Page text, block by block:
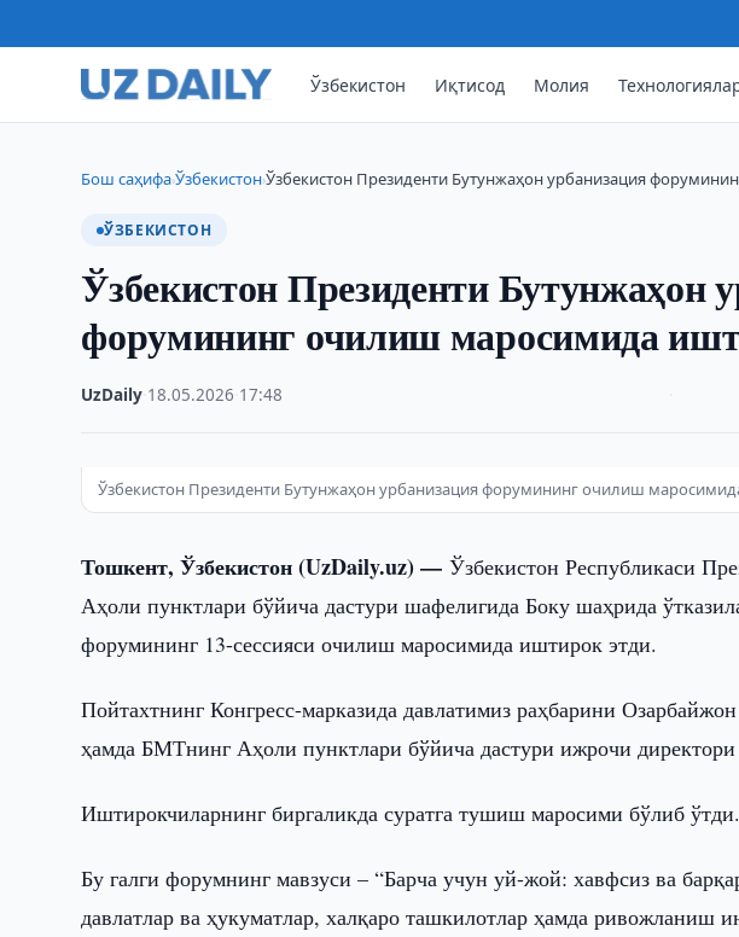
Ўзбекистон Иқтисод Молия
Бош саҳифа›Ўзбекистон›Ўзбекистон Президенти Бутунжаҳон урбанизация
ЎЗБЕКИСТОН
Ўзбекистон Президенти Бутунжаҳон
форумининг очилиш маросимида
UzDaily 18.05.2026 17:48
Ўзбекистон Президенти Бутунжаҳон урбанизация форумининг очилиш
Тошкент, Ўзбекистон (UzDaily.uz) —Ўзбекистон Республикаси
Аҳоли пунктлари бўйича дастури шафелигида Боку шаҳрида
форумининг 13-сессияси очилиш маросимида иштирок этди.
Пойтахтнинг Конгресс-марказида давлатимиз раҳбарини
ҳамда БМТнинг Аҳоли пунктлари бўйича дастури ижрочи директори
Иштирокчиларнинг биргаликда суратга тушиш маросими бўлиб ўтди.
Бу галги форумнинг мавзуси – “Барча учун уй-жой: хавфсиз ва
давлатлар ва ҳукуматлар, халқаро ташкилотлар ҳамда ривожланиш